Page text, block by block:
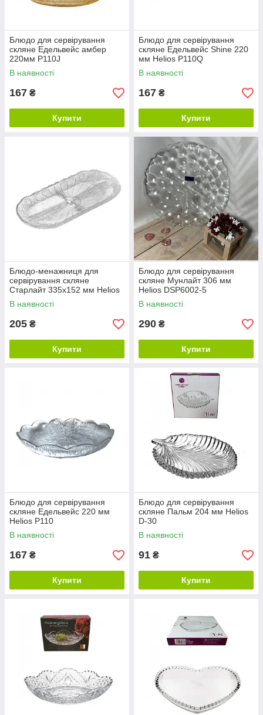
Блюдо для сервірування
скляне Едельвейс амбер
220мм P110J
В наявності
167 ₴
Купити
Блюдо для сервірування
скляне Едельвейс Shine 220
мм Helios P110Q
В наявності
167 ₴
Купити
Блюдо-менажниця для
сервірування скляне
Старлайт 335х152 мм Helios
D-54A
В наявності
205 ₴
Купити
Блюдо для сервірування
скляне Мунлайт 306 мм
Helios DSP6002-5
В наявності
290 ₴
Купити
Блюдо для сервірування
скляне Едельвейс 220 мм
Helios P110
В наявності
167 ₴
Купити
Блюдо для сервірування
скляне Пальм 204 мм Helios
D-30
В наявності
91 ₴
Купити